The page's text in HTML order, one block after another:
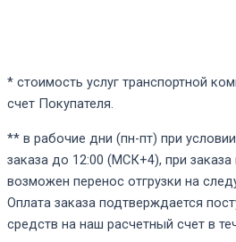
* стоимость услуг транспортной
счет Покупателя.
** в рабочие дни (пн-пт) при
заказа до 12:00 (МСК+4), при
возможен перенос отгрузки на
Оплата заказа подтверждается
средств на наш расчетный счет в